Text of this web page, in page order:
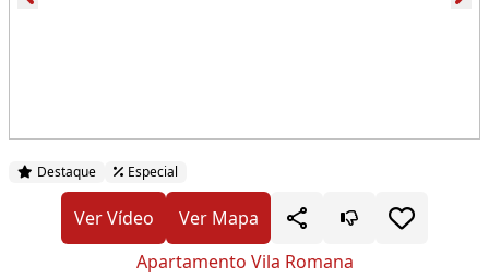
Destaque Especial
Ver Vídeo
Ver Mapa
Apartamento Vila Romana